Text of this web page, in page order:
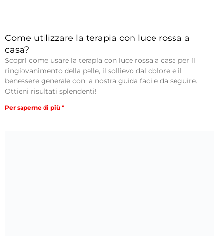
Come utilizzare la terapia con luce rossa a
casa?
Scopri come usare la terapia con luce rossa a casa per il
ringiovanimento della pelle, il sollievo dal dolore e il
benessere generale con la nostra guida facile da seguire.
Ottieni risultati splendenti!
Per saperne di più "